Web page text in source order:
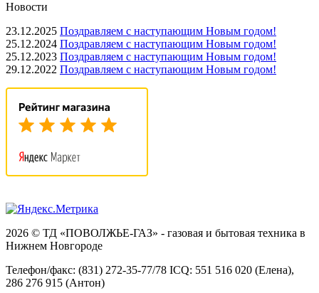
Новости
23.12.2025 Поздравляем с наступающим Новым годом!
25.12.2024 Поздравляем с наступающим Новым годом!
25.12.2023 Поздравляем с наступающим Новым годом!
29.12.2022 Поздравляем с наступающим Новым годом!
2026 © ТД «ПОВОЛЖЬЕ-ГАЗ» - газовая и бытовая техника в
Нижнем Новгороде
Телефон/факс: (831) 272-35-77/78 ICQ: 551 516 020 (Елена),
286 276 915 (Антон)